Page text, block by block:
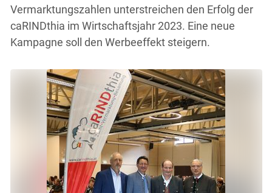
Vermarktungszahlen unterstreichen den Erfolg der
caRINDthia im Wirtschaftsjahr 2023. Eine neue
Kampagne soll den Werbeeffekt steigern.